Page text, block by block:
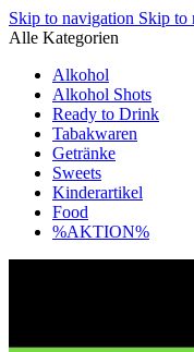
Skip to navigation Skip to
Alle Kategorien
Alkohol
Alkohol Shots
Ready to Drink
Tabakwaren
Getränke
Sweets
Kinderartikel
Food
%AKTION%